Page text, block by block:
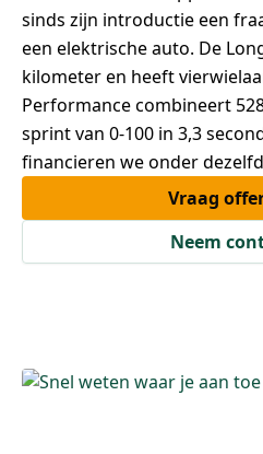
sinds zijn introductie een
een elektrische auto. De
kilometer en heeft
Performance combineert
sprint van 0-100 in 3,3
financieren we onder
Vraag
Neem